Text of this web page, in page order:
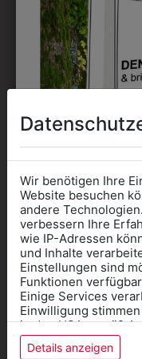
0MRPO1KA
KURZARM
MIT LOGO
€ 29,90
Wir benötigen Ihre
Website besuchen
andere
verbessern Ihre
wie IP-Adressen
und Inhalte
Einstellungen sind
Funktionen
Einige Services
Einwilligung
in den USA gemäß
stuft die USA als
ein, und es besteht
Details anzeigen
Kleidung
für die
Online Shop: